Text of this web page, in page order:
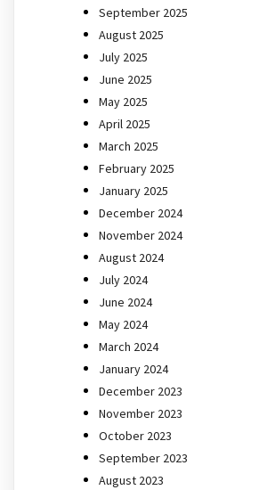
September 2025
August 2025
July 2025
June 2025
May 2025
April 2025
March 2025
February 2025
January 2025
December 2024
November 2024
August 2024
July 2024
June 2024
May 2024
March 2024
January 2024
December 2023
November 2023
October 2023
September 2023
August 2023